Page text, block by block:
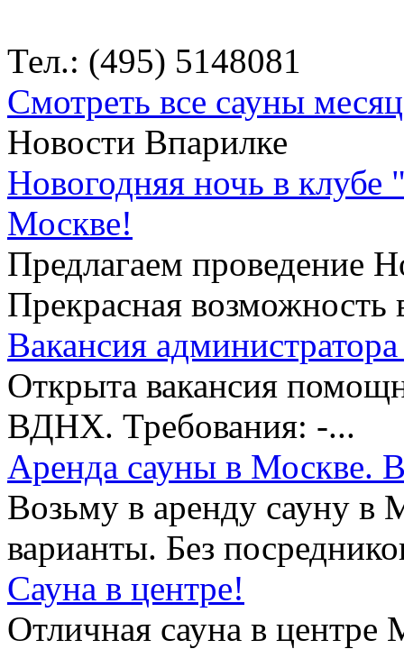
Тел.: (495) 5148081
Смотреть все сауны
Новости Впарилке
Новогодняя ночь в
Москве!
Предлагаем проведение
Прекрасная возможность
Вакансия
Открыта вакансия
ВДНХ. Требования: -...
Аренда сауны в Москве.
Возьму в аренду сауну в
варианты. Без
Сауна в центре!
Отличная сауна в центре